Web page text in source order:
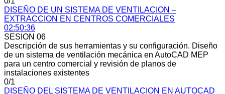
DISEÑO DE UN SISTEMA DE VENTILACION –
EXTRACCION EN CENTROS COMERCIALES
02:50:36
SESION 06
Descripción de sus herramientas y su configuración. Diseño
de un sistema de ventilación mecánica en AutoCAD MEP
para un centro comercial y revisión de planos de
instalaciones existentes
0/1
DISEÑO DEL SISTEMA DE VENTILACION EN AUTOCAD